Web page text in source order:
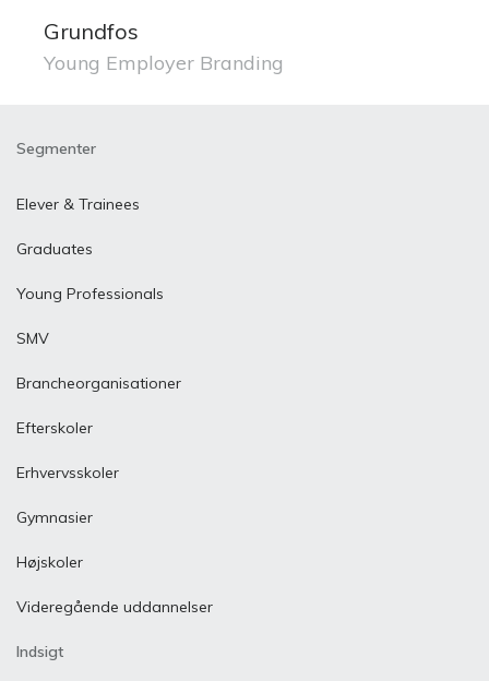
Grundfos
Young Employer Branding
Segmenter
Elever & Trainees
Graduates
Young Professionals
SMV
Brancheorganisationer
Efterskoler
Erhvervsskoler
Gymnasier
Højskoler
Videregående uddannelser
Indsigt